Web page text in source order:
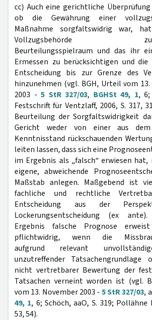
cc) Auch eine gerichtliche
ob die Gewährung einer
Maßnahme sorgfaltswidrig war,
Vollzugsbehörde
Beurteilungsspielraum und das ihr
Ermessen zu berücksichtigen und die
Entscheidung bis zur Grenze des
hinzunehmen (vgl. BGH, Urteil vom
2003 - 5 StR 327/03, BGHSt 49, 1,
Festschrift für Ventzlaff, 2006, S. 317,
Beurteilung der Sorgfaltswidrigkeit
Gericht weder von einer aus
Kenntnisstand rückschauenden
leiten lassen, dass sich eine
im Ergebnis als „falsch“ erwiesen hat,
eigene, abweichende
Maßstab anlegen. Maßgebend ist
fachliche und rechtliche
Entscheidung aus der
Lockerungsentscheidung (ex
Ergebnis falsche Prognose
pflichtwidrig, wenn die
aufgrund relevant
unzutreffender Tatsachengrundlage
nicht vertretbarer Bewertung der
Tatsachen verneint worden ist (vgl.
vom 13. November 2003 - 5 StR 327/03,
49, 1, 6; Schöch, aaO, S. 319; Pollähne
53, 54).